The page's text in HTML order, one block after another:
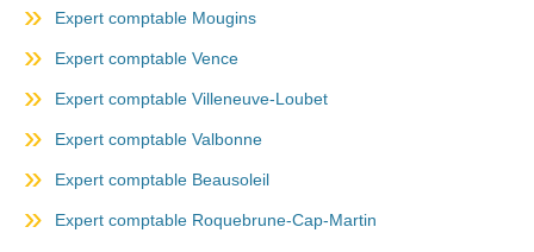
Expert comptable Mougins
Expert comptable Vence
Expert comptable Villeneuve-Loubet
Expert comptable Valbonne
Expert comptable Beausoleil
Expert comptable Roquebrune-Cap-Martin